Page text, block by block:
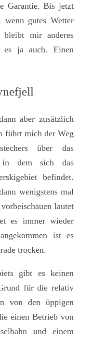
Garantie. Bis jetzt
wenn gutes Wetter
bleibt mir anderes
es ja auch. Einen
aber zusätzlich
führt mich der Weg
über das
in dem sich das
befindet.
wenigstens mal
lautet
es immer wieder
ist es
trocken.
gibt es keinen
für die relativ
von den üppigen
einen Betrieb von
und einem